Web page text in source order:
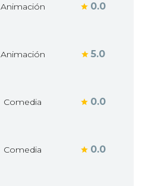
Animación 0.0
Animación 5.0
Comedia 0.0
Comedia 0.0